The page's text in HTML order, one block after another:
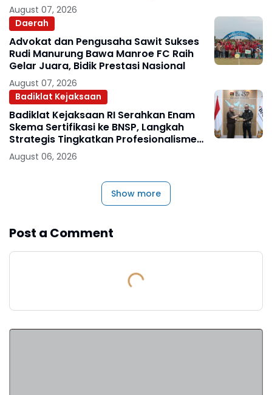
August 07, 2026
Daerah
Advokat dan Pengusaha Sawit Sukses
Rudi Manurung Bawa Manroe FC Raih
Gelar Juara, Bidik Prestasi Nasional
August 07, 2026
Badiklat Kejaksaan
Badiklat Kejaksaan RI Serahkan Enam
Skema Sertifikasi ke BNSP, Langkah
Strategis Tingkatkan Profesionalisme
Jaksa
August 06, 2026
Show more
Post a Comment